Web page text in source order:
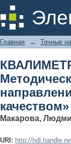
качеством»
Главная → Точные
качеством»
Макарова,
URI: http://